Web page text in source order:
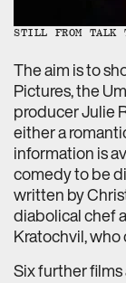
STILL FROM TALK
The aim is to
Pictures, the
producer Julie
either a
information is
comedy to be
written by
diabolical chef
Kratochvil,
Six further